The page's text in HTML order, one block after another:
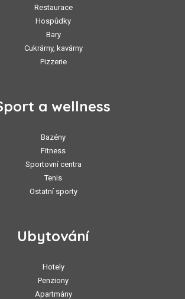
Restaurace
Hospůdky
Bary
Cukrárny, kavárny
Pizzerie
a wellness
Bazény
Fitness
Sportovní centra
Tenis
Ostatní sporty
Ubytování
Hotely
Penziony
Apartmány